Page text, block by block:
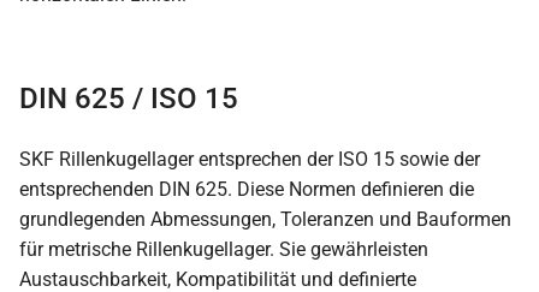
DIN 625 / ISO 15
SKF Rillenkugellager entsprechen der ISO 15 sowie der
entsprechenden DIN 625. Diese Normen definieren die
grundlegenden Abmessungen, Toleranzen und Bauformen
für metrische Rillenkugellager. Sie gewährleisten
Austauschbarkeit, Kompatibilität und definierte